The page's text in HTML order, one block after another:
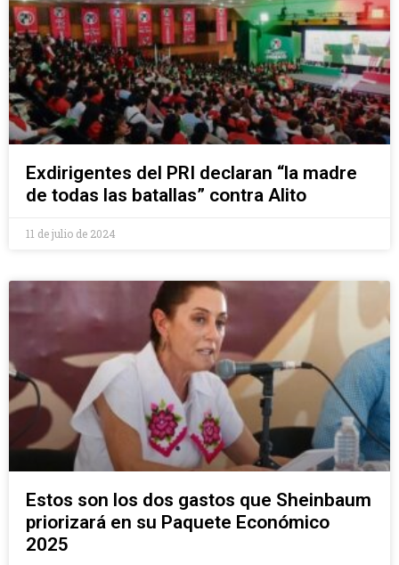
Exdirigentes del PRI declaran “la madre
de todas las batallas” contra Alito
11 de julio de 2024
Estos son los dos gastos que Sheinbaum
priorizará en su Paquete Económico
2025